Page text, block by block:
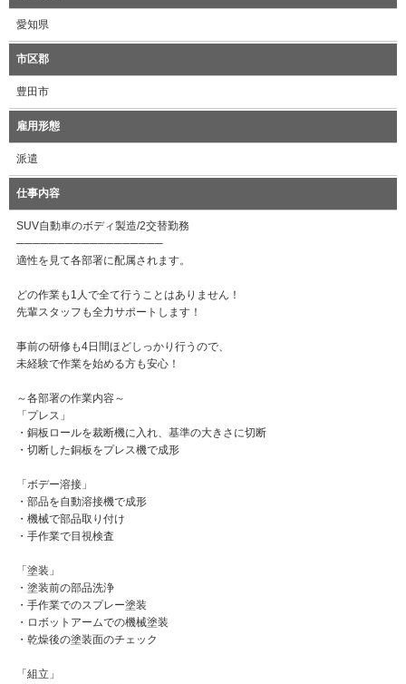
愛知県
市区郡
豊田市
雇用形態
派遣
仕事内容
SUV自動車のボディ製造/2交替勤務
──────────────────
適性を見て各部署に配属されます。
どの作業も1人で全て行うことはありません！
先輩スタッフも全力サポートします！
事前の研修も4日間ほどしっかり行うので、
未経験で作業を始める方も安心！
～各部署の作業内容～
「プレス」
・銅板ロールを裁断機に入れ、基準の大きさに切断
・切断した銅板をプレス機で成形
「ボデー溶接」
・部品を自動溶接機で成形
・機械で部品取り付け
・手作業で目視検査
「塗装」
・塗装前の部品洗浄
・手作業でのスプレー塗装
・ロボットアームでの機械塗装
・乾燥後の塗装面のチェック
「組立」